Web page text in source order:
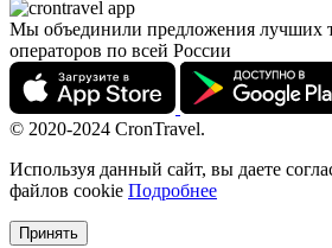
Мы объединили предложения лучших
операторов по всей России
© 2020-2024 CronTravel.
Используя данный сайт, вы даете
файлов cookie Подробнее
Принять